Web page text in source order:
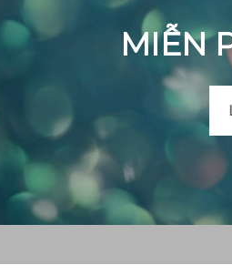
MIỄN
GẠCH BÔNG
Đức Chánh, Huyện Mộ Đức,